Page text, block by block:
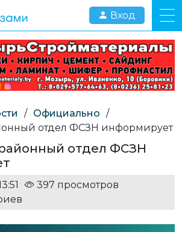
Вход
/ Официально /
отдел ФСЗН информирует
отдел ФСЗН
397 просмотров